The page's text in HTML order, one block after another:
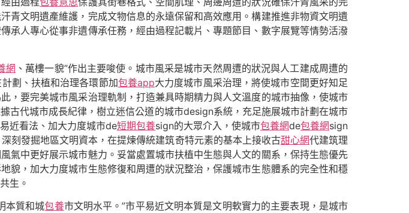
青文明遺產維護，完成文物信息的永遠保留和高效應用。構建推進非物資文明遺
承人專心從事非遺傳承任務，經由過程記載片、專題節目、數字展覽等情勢活潑
網 、萬樓一貌”作出主要唆使。城市風采是城市天然周遭的狀況與人工建成周遭的
劃、扶植和治理各環節加包養app大力度城市風采治理，將使城市空間更好知足
，要完美城市風采治理軌制，打造兼具時期精力與人文溫度的城市抽像，使城市
古代城市成長紀律，樹立迷信公道的城市design系統，充足施展城市計劃在城市
近看法、加大力度城市de短期包養sign的大眾介入，使城市包養網de包養網sign
刻發掘地區文明資本，在提煉傳統建筑奇特元素的基本上接收古甜心網代建筑理
氣中更好展示城市魅力。妥當處置城市扶植中生態與人文的關系，保持生態優先
貌，加大力度城市生態修復和周遭的狀況整治，保護城市生態體系的完全性和穩
生。
本質和城包養市文明水平。”市平易近文明本質是文明軟實力的主要表現，是城市